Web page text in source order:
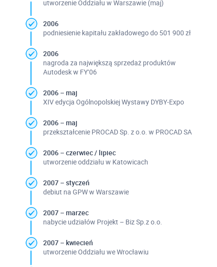
utworzenie Oddziału w Warszawie (maj)
2006
podniesienie kapitału zakładowego do 501 900 zł
2006
nagroda za największą sprzedaż produktów
Autodesk w FY’06
2006 – maj
XIV edycja Ogólnopolskiej Wystawy DYBY-Expo
2006 – maj
przekształcenie PROCAD Sp. z o.o. w PROCAD SA
2006 – czerwiec / lipiec
utworzenie oddziału w Katowicach
2007 – styczeń
debiut na GPW w Warszawie
2007 – marzec
nabycie udziałów Projekt – Biz Sp.z o.o.
2007 – kwiecień
utworzenie Oddziału we Wrocławiu